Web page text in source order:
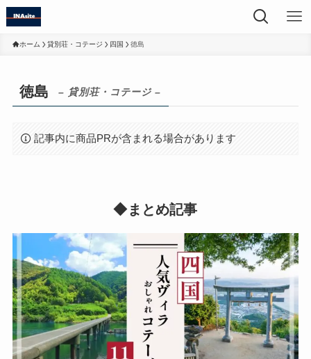
ホーム 貸別荘・コテージ 四国 徳島
徳島 – 貸別荘・コテージ –
記事内に商品PRが含まれる場合があります
◆まとめ記事